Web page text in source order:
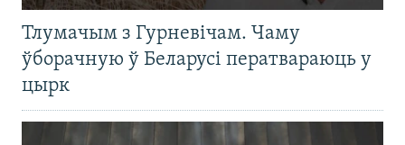
Тлумачым з Гурневічам. Чаму
ўборачную ў Беларусі ператвараюць у
цырк